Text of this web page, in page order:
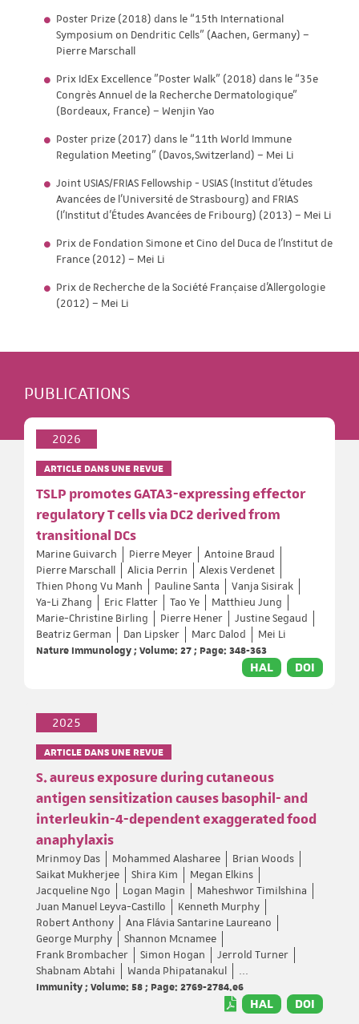
Poster Prize (2018) dans le “15th International
Symposium on Dendritic Cells” (Aachen, Germany) –
Pierre Marschall
Prix IdEx Excellence "Poster Walk" (2018) dans le “35e
Congrès Annuel de la Recherche Dermatologique”
(Bordeaux, France) – Wenjin Yao
Poster prize (2017) dans le “11th World Immune
Regulation Meeting” (Davos,Switzerland) – Mei Li
Joint USIAS/FRIAS Fellowship - USIAS (Institut d'études
Avancées de l'Université de Strasbourg) and FRIAS
(l'Institut d’Études Avancées de Fribourg) (2013) – Mei Li
Prix de Fondation Simone et Cino del Duca de l’Institut de
France (2012) – Mei Li
Prix de Recherche de la Société Française d'Allergologie
(2012) – Mei Li
PUBLICATIONS
2026
ARTICLE DANS UNE REVUE
TSLP promotes GATA3-expressing effector
regulatory T cells via DC2 derived from
transitional DCs
Marine Guivarch Pierre Meyer
Antoine Braud
Pierre Marschall
Alicia Perrin
Alexis Verdenet
Thien Phong Vu Manh
Pauline Santa
Vanja Sisirak
Ya-Li Zhang
Eric Flatter Tao Ye
Matthieu Jung
Marie-Christine Birling
Pierre Hener
Justine Segaud
Beatriz German
Dan Lipsker Marc Dalod
Mei Li
Nature Immunology ; Volume: 27 ; Page: 348-363
HAL DOI
2025
ARTICLE DANS UNE REVUE
S. aureus exposure during cutaneous
antigen sensitization causes basophil- and
interleukin-4-dependent exaggerated food
anaphylaxis
Mrinmoy Das Mohammed Alasharee
Brian Woods
Saikat Mukherjee
Shira Kim
Megan Elkins
Jacqueline Ngo
Logan Magin
Maheshwor Timilshina
Juan Manuel Leyva-Castillo
Kenneth Murphy
Robert Anthony
Ana Flávia Santarine Laureano
George Murphy
Shannon Mcnamee
Frank Brombacher
Simon Hogan
Jerrold Turner
Shabnam Abtahi
Wanda Phipatanakul
...
Immunity ; Volume: 58 ; Page: 2769-2784.e6
HAL DOI